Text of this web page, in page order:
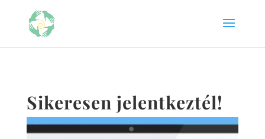
Sikeresen jelentkeztél!